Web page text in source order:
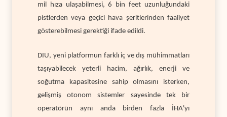
mil hıza ulaşabilmesi, 6 bin feet uzunluğundaki
pistlerden veya geçici hava şeritlerinden faaliyet
gösterebilmesi gerektiği ifade edildi.
DIU, yeni platformun farklı iç ve dış mühimmatları
taşıyabilecek yeterli hacim, ağırlık, enerji ve
soğutma kapasitesine sahip olmasını isterken,
gelişmiş otonom sistemler sayesinde tek bir
operatörün aynı anda birden fazla İHA'yı